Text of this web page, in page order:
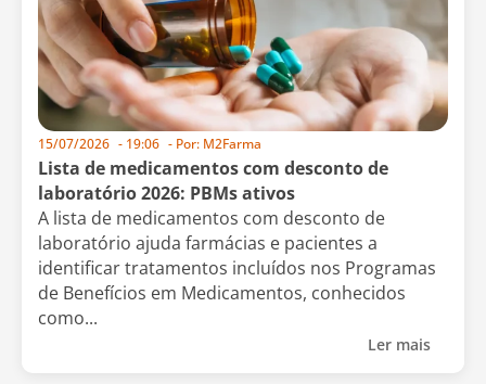
15/07/2026 - 19:06 - Por: M2Farma
Lista de medicamentos com desconto de
laboratório 2026: PBMs ativos
A lista de medicamentos com desconto de
laboratório ajuda farmácias e pacientes a
identificar tratamentos incluídos nos Programas
de Benefícios em Medicamentos, conhecidos
como...
Ler mais